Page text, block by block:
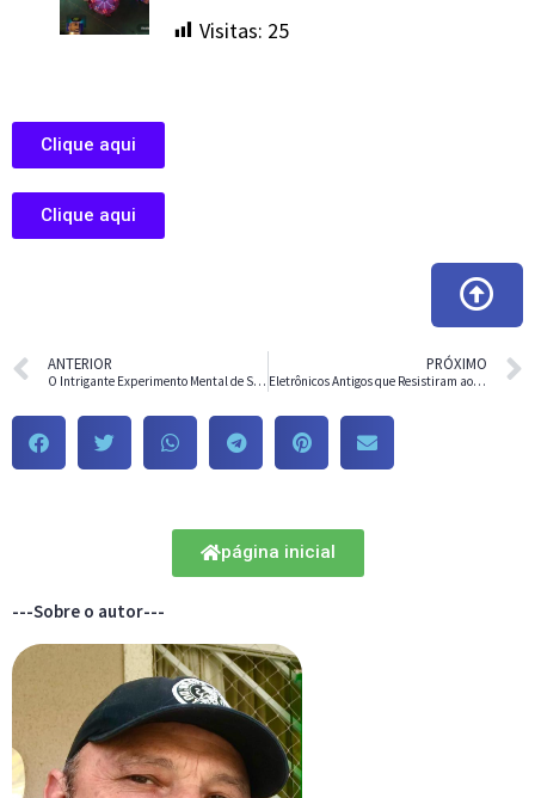
Visitas: 25
Clique aqui
Clique aqui
ANTERIOR
O Intrigante Experimento Mental de Schrödinger:
PRÓXIMO
Eletrônicos Antigos que Resistiram ao Tempo: Da Nostalgia à Funcionalidade Contínua
página inicial
---Sobre o autor---